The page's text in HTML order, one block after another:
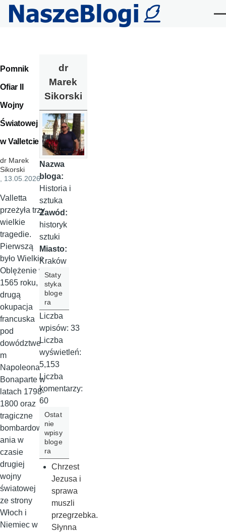
Przejdź do treści
Pomnik
Ofiar II
Wojny
Światowej
w Valletcie
dr Marek
Sikorski
, 13.05.2026
Valletta
przeżyła trzy
wielkie
tragedie.
Pierwszą
było Wielkie
Oblężenie w
1565 roku,
drugą
okupacja
francuska
pod
dowództwe
m
Napoleona
Bonaparte w
latach 1798-
1800 oraz
tragiczne
bombardow
ania w
czasie
drugiej
wojny
światowej
ze strony
Włoch i
Niemiec w
dr
Marek
Sikorski
Nazwa
bloga:
Historia i
sztuka
Zawód:
historyk
sztuki
Miasto:
Kraków
Staty
styka
bloge
ra
Liczba
wpisów: 33
Liczba
wyświetleń:
5,153
Liczba
komentarzy:
60
Ostat
nie
wpisy
bloge
ra
Chrzest
Jezusa i
sprawa
muszli
przegrzebka.
Słynna